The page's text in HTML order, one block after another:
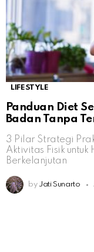
LIFESTYLE
Panduan Diet
Badan Tanpa
3 Pilar Strategi
Aktivitas Fisik untuk
Berkelanjutan
by Jati Sunarto